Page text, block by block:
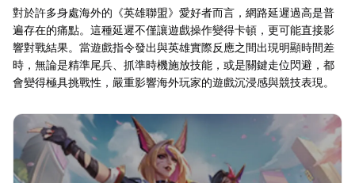
對於許多身處海外的《英雄聯盟》愛好者而言，網路延遲過高是普
遍存在的痛點。這種延遲不僅讓遊戲操作變得卡頓，更可能直接影
響對戰結果。當遊戲指令發出與英雄實際反應之間出現明顯時間差
時，無論是精準尾兵、抓準時機施放技能，或是關鍵走位閃避，都
會變得極具挑戰性，嚴重影響海外玩家的遊戲沉浸感與競技表現。